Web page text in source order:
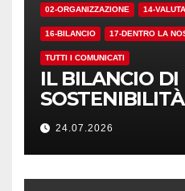
02-ORGANIZZAZIONE 14-
16-BILANCIO 17-DENTRO LA
TUTTI I COMUNICATI
IL BILANCIO DI
NUMERI. MA I
24.07.2026